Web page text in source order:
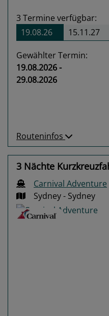
3 Termine verfügbar:
19.08.26
15.11.27
Gewählter Termin:
19.08.2026 -
29.08.2026
Routeninfos
3 Nächte
Carnival Adventure
Sydney - Sydney